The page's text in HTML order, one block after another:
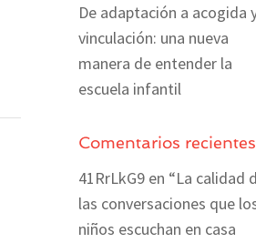
De adaptación a acogida
vinculación: una nueva
manera de entender la
escuela infantil
Comentarios recientes
41RrLkG9en “La calidad
las conversaciones que
niños escuchan en casa